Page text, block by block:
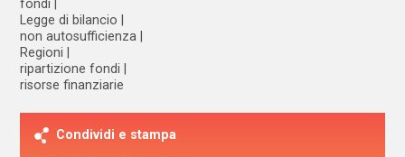
fondi
Legge di bilancio
non autosufficienza
Regioni
ripartizione fondi
risorse finanziarie
Condividi e stampa